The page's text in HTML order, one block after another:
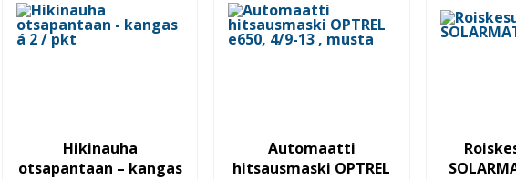
Hikinauha
otsapantaan – kangas
Automaatti
hitsausmaski OPTREL